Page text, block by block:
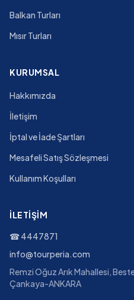
Balkan Turları
Mısır Turları
KURUMSAL
Hakkımızda
İletişim
İptal ve İade Şartları
Mesafeli Satış Sözleşmesi
Kullanım Koşulları
İLETIŞIM
☎4447871
info@tourperia.com
Remzi Oğuz Arık Mahallesi,
Çankaya-ANKARA